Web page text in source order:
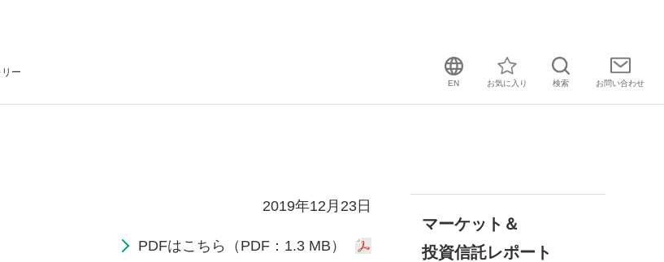
ー
EN お気に入り 検索 お問い合わせ
2019年12月23日
PDFはこちら（PDF：1.3 MB）
マーケット＆
投資信託レポート